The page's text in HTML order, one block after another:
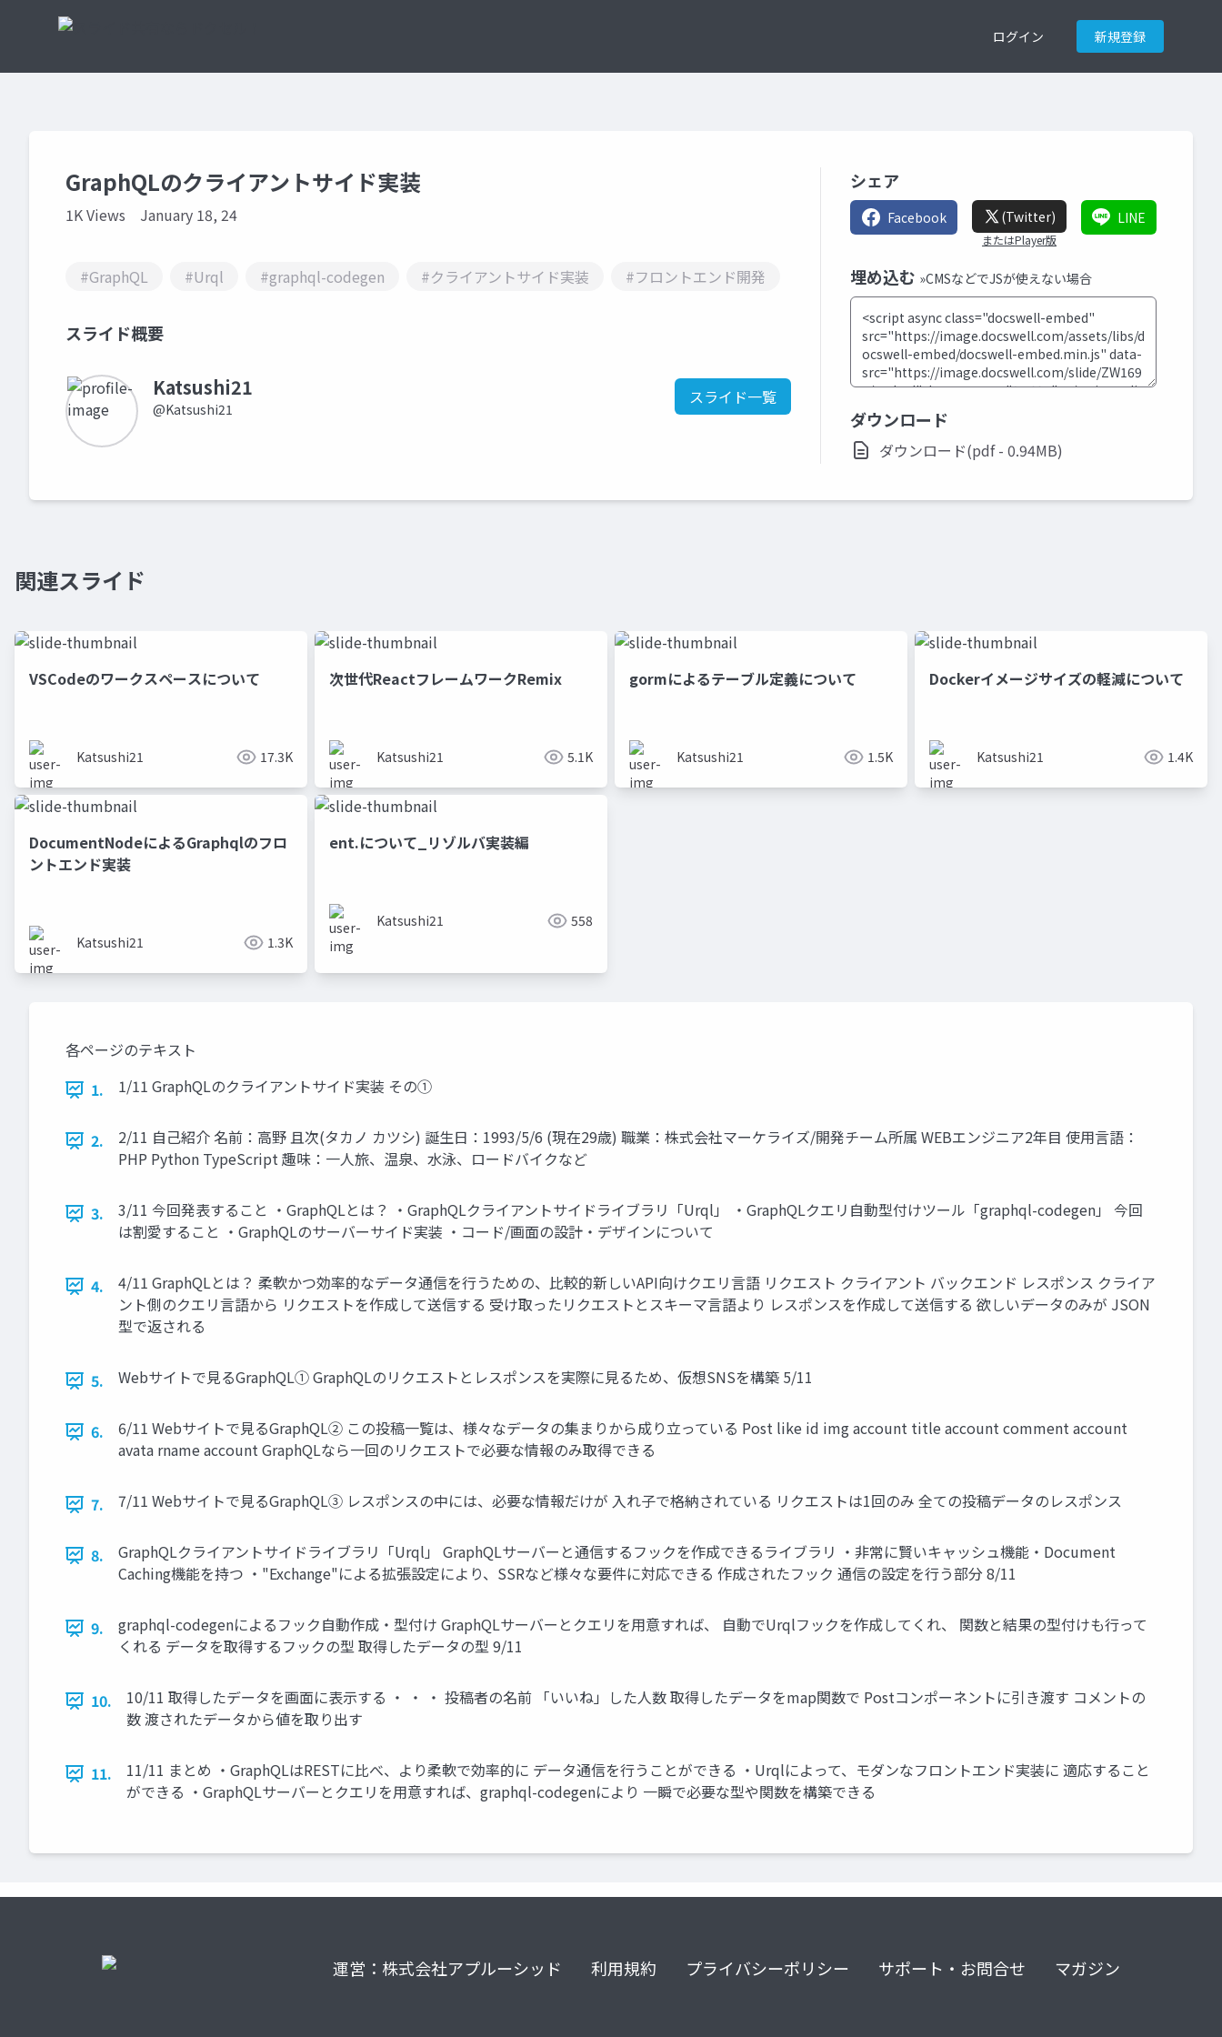
ログイン 新規登録
GraphQLのクライアントサイド実装
1K Views January 18, 24
#GraphQL #Urql #graphql-codegen #クライアントサイド実装 #フロントエンド開発
スライド概要
Katsushi21
@Katsushi21
スライド一覧
シェア
Facebook (Twitter)
またはPlayer版
LINE
埋め込む »CMSなどでJSが使えない場合
ダウンロード
ダウンロード(pdf - 0.94MB)
関連スライド
VSCodeのワークスペースについて
Katsushi21 17.3K
次世代ReactフレームワークRemix
Katsushi21 5.1K
gormによるテーブル定義について
Katsushi21 1.5K
Dockerイメージサイズの軽減について
Katsushi21 1.4K
DocumentNodeによるGraphqlのフロ
ントエンド実装
Katsushi21 1.3K
ent.について_リゾルバ実装編
Katsushi21 558
各ページのテキスト
1.
1/11 GraphQLのクライアントサイド実装 その①
2.
2/11 自己紹介 名前：高野 且次(タカノ カツシ) 誕生日：1993/5/6 (現在29歳) 職業：株式会社マーケライズ/開発チーム所属 WEBエンジニア2年目 使用言語：
PHP Python TypeScript 趣味：一人旅、温泉、水泳、ロードバイクなど
3.
3/11 今回発表すること ・GraphQLとは？ ・GraphQLクライアントサイドライブラリ「Urql」 ・GraphQLクエリ自動型付けツール「graphql-codegen」 今回
は割愛すること ・GraphQLのサーバーサイド実装 ・コード/画面の設計・デザインについて
4.
4/11 GraphQLとは？ 柔軟かつ効率的なデータ通信を行うための、比較的新しいAPI向けクエリ言語 リクエスト クライアント バックエンド レスポンス クライア
ント側のクエリ言語から リクエストを作成して送信する 受け取ったリクエストとスキーマ言語より レスポンスを作成して送信する 欲しいデータのみが JSON
型で返される
5. Webサイトで見るGraphQL① GraphQLのリクエストとレスポンスを実際に見るため、仮想SNSを構築 5/11
6.
6/11 Webサイトで見るGraphQL② この投稿一覧は、様々なデータの集まりから成り立っている Post like id img account title account comment account
avata rname account GraphQLなら一回のリクエストで必要な情報のみ取得できる
7. 7/11 Webサイトで見るGraphQL③ レスポンスの中には、必要な情報だけが 入れ子で格納されている リクエストは1回のみ 全ての投稿データのレスポンス
8.
GraphQLクライアントサイドライブラリ「Urql」 GraphQLサーバーと通信するフックを作成できるライブラリ ・非常に賢いキャッシュ機能・Document
Caching機能を持つ ・"Exchange"による拡張設定により、SSRなど様々な要件に対応できる 作成されたフック 通信の設定を行う部分 8/11
9.
graphql-codegenによるフック自動作成・型付け GraphQLサーバーとクエリを用意すれば、 自動でUrqlフックを作成してくれ、 関数と結果の型付けも行って
くれる データを取得するフックの型 取得したデータの型 9/11
10.
10/11 取得したデータを画面に表示する ・ ・ ・ 投稿者の名前 「いいね」した人数 取得したデータをmap関数で Postコンポーネントに引き渡す コメントの
数 渡されたデータから値を取り出す
11.
11/11 まとめ ・GraphQLはRESTに比べ、より柔軟で効率的に データ通信を行うことができる ・Urqlによって、モダンなフロントエンド実装に 適応すること
ができる ・GraphQLサーバーとクエリを用意すれば、graphql-codegenにより 一瞬で必要な型や関数を構築できる
運営：株式会社アプルーシッド 利用規約 プライバシーポリシー サポート・お問合せ マガジン